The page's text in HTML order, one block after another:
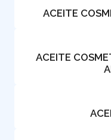
ACEITE
ACEITE